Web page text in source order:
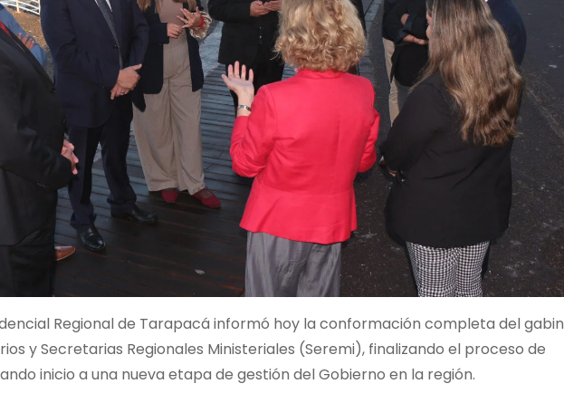
Regional de Tarapacá informó hoy la conformación completa del
y Secretarias Regionales Ministeriales (Seremi), finalizando el proceso de
inicio a una nueva etapa de gestión del Gobierno en la región.